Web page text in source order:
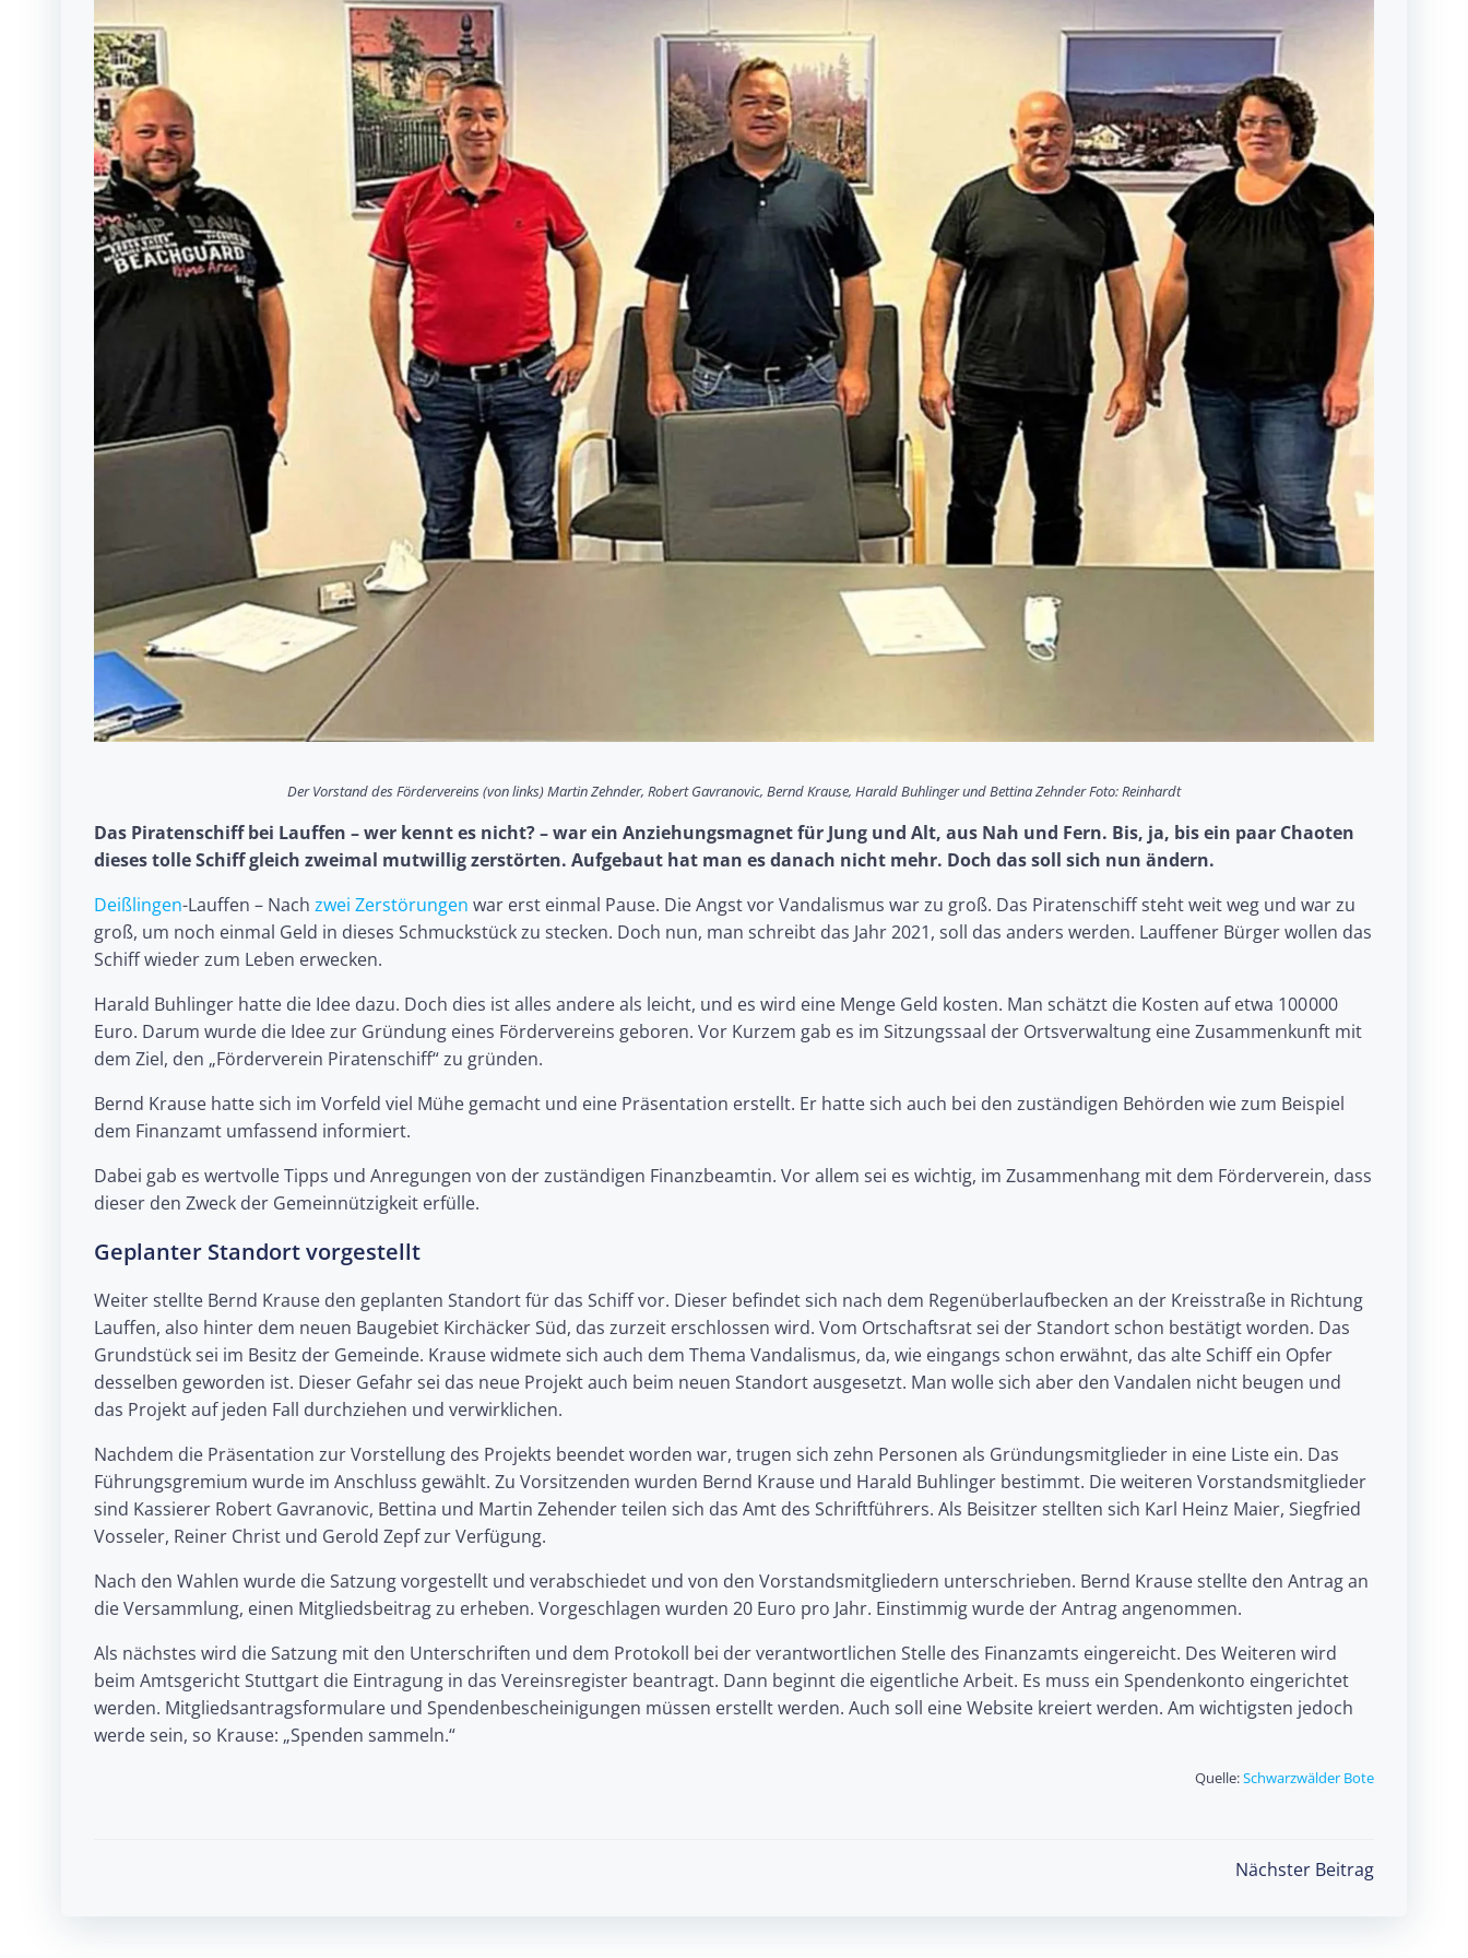
Der Vorstand des Fördervereins (von links) Martin Zehnder, Robert Gavranovic, Bernd Krause, Harald Buhlinger und Bettina Zehnder Foto: Reinhardt
Das Piratenschiff bei Lauffen – wer kennt es nicht? – war ein Anziehungsmagnet für Jung und Alt, aus Nah und Fern. Bis, ja, bis ein paar Chaoten
dieses tolle Schiff gleich zweimal mutwillig zerstörten. Aufgebaut hat man es danach nicht mehr. Doch das soll sich nun ändern.
Deißlingen-Lauffen – Nach zwei Zerstörungen war erst einmal Pause. Die Angst vor Vandalismus war zu groß. Das Piratenschiff steht weit weg und war zu
groß, um noch einmal Geld in dieses Schmuckstück zu stecken. Doch nun, man schreibt das Jahr 2021, soll das anders werden. Lauffener Bürger wollen das
Schiff wieder zum Leben erwecken.
Harald Buhlinger hatte die Idee dazu. Doch dies ist alles andere als leicht, und es wird eine Menge Geld kosten. Man schätzt die Kosten auf etwa 100 000
Euro. Darum wurde die Idee zur Gründung eines Fördervereins geboren. Vor Kurzem gab es im Sitzungssaal der Ortsverwaltung eine Zusammenkunft mit
dem Ziel, den „Förderverein Piratenschiff“ zu gründen.
Bernd Krause hatte sich im Vorfeld viel Mühe gemacht und eine Präsentation erstellt. Er hatte sich auch bei den zuständigen Behörden wie zum Beispiel
dem Finanzamt umfassend informiert.
Dabei gab es wertvolle Tipps und Anregungen von der zuständigen Finanzbeamtin. Vor allem sei es wichtig, im Zusammenhang mit dem Förderverein, dass
dieser den Zweck der Gemeinnützigkeit erfülle.
Geplanter Standort vorgestellt
Weiter stellte Bernd Krause den geplanten Standort für das Schiff vor. Dieser befindet sich nach dem Regenüberlaufbecken an der Kreisstraße in Richtung
Lauffen, also hinter dem neuen Baugebiet Kirchäcker Süd, das zurzeit erschlossen wird. Vom Ortschaftsrat sei der Standort schon bestätigt worden. Das
Grundstück sei im Besitz der Gemeinde. Krause widmete sich auch dem Thema Vandalismus, da, wie eingangs schon erwähnt, das alte Schiff ein Opfer
desselben geworden ist. Dieser Gefahr sei das neue Projekt auch beim neuen Standort ausgesetzt. Man wolle sich aber den Vandalen nicht beugen und
das Projekt auf jeden Fall durchziehen und verwirklichen.
Nachdem die Präsentation zur Vorstellung des Projekts beendet worden war, trugen sich zehn Personen als Gründungsmitglieder in eine Liste ein. Das
Führungsgremium wurde im Anschluss gewählt. Zu Vorsitzenden wurden Bernd Krause und Harald Buhlinger bestimmt. Die weiteren Vorstandsmitglieder
sind Kassierer Robert Gavranovic, Bettina und Martin Zehender teilen sich das Amt des Schriftführers. Als Beisitzer stellten sich Karl Heinz Maier, Siegfried
Vosseler, Reiner Christ und Gerold Zepf zur Verfügung.
Nach den Wahlen wurde die Satzung vorgestellt und verabschiedet und von den Vorstandsmitgliedern unterschrieben. Bernd Krause stellte den Antrag an
die Versammlung, einen Mitgliedsbeitrag zu erheben. Vorgeschlagen wurden 20 Euro pro Jahr. Einstimmig wurde der Antrag angenommen.
Als nächstes wird die Satzung mit den Unterschriften und dem Protokoll bei der verantwortlichen Stelle des Finanzamts eingereicht. Des Weiteren wird
beim Amtsgericht Stuttgart die Eintragung in das Vereinsregister beantragt. Dann beginnt die eigentliche Arbeit. Es muss ein Spendenkonto eingerichtet
werden. Mitgliedsantragsformulare und Spendenbescheinigungen müssen erstellt werden. Auch soll eine Website kreiert werden. Am wichtigsten jedoch
werde sein, so Krause: „Spenden sammeln.“
Quelle:Schwarzwälder Bote
Nächster Beitrag